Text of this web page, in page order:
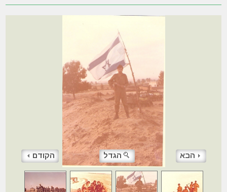
הקודם הגדל הבא